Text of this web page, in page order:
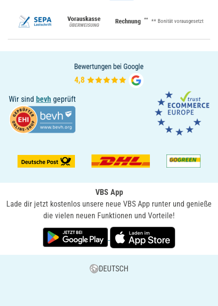
** ** Bonität vorausgesetzt
Wir sind bevh geprüft
VBS App
Lade dir jetzt kostenlos unsere neue VBS App runter und genieße
die vielen neuen Funktionen und Vorteile!
DEUTSCH